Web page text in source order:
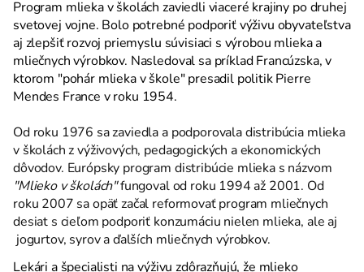
Program mlieka v školách zaviedli viaceré krajiny po druhej
svetovej vojne. Bolo potrebné podporiť výživu obyvateľstva
aj zlepšiť rozvoj priemyslu súvisiaci s výrobou mlieka a
mliečnych výrobkov. Nasledoval sa príklad Francúzska, v
ktorom "pohár mlieka v škole" presadil politik Pierre
Mendes France v roku 1954.
Od roku 1976 sa zaviedla a podporovala distribúcia mlieka
v školách z výživových, pedagogických a ekonomických
dôvodov. Európsky program distribúcie mlieka s názvom
"Mlieko v školách"fungoval od roku 1994 až 2001. Od
roku 2007 sa opäť začal reformovať program mliečnych
desiat s cieľom podporiť konzumáciu nielen mlieka, ale aj
jogurtov, syrov a ďalších mliečnych výrobkov.
Lekári a špecialisti na výživu zdôrazňujú, že mlieko